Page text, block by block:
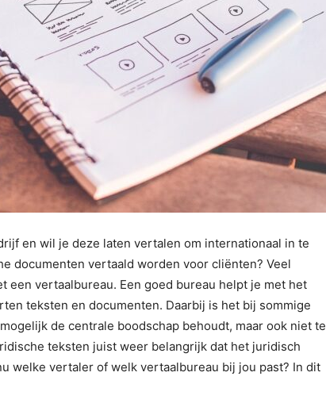
en wil je deze laten vertalen om internationaal in te
documenten vertaald worden voor cliënten? Veel
een vertaalbureau. Een goed bureau helpt je met het
teksten en documenten. Daarbij is het bij sommige
de centrale boodschap behoudt, maar ook niet te
teksten juist weer belangrijk dat het juridisch
welke vertaler of welk vertaalbureau bij jou past? In dit